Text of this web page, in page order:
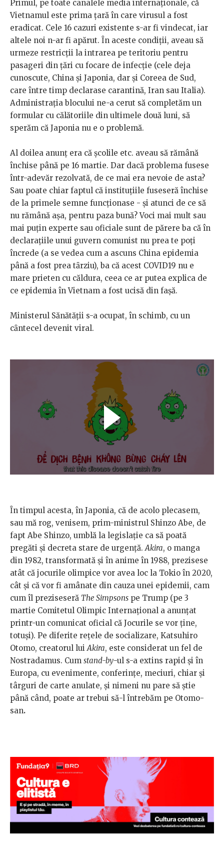
Primul, pe toate canalele media internaționale, că
Vietnamul este prima țară în care virusul a fost
eradicat. Cele 16 cazuri existente s-ar fi vindecat, iar
altele noi n-ar fi apărut. Ȋn aceste condiții, aveau să
urmeze restricții la intrarea pe teritoriu pentru
pasageri din țări cu focare de infecție (cele deja
cunoscute, China și Japonia, dar și Coreea de Sud,
care între timp declarase carantină, Iran sau Italia).
Administrația blocului ne-a cerut să completăm un
formular cu călătoriile din ultimele două luni, să
sperăm că Japonia nu e o problemă.
Al doilea anunț era că școlile etc. aveau să rămână
închise până pe 16 martie. Dar dacă problema fusese
într-adevăr rezolvată, de ce mai era nevoie de asta?
Sau poate chiar faptul că instituțiile fuseseră închise
de la primele semne funcționase - și atunci de ce să
nu rămână așa, pentru paza bună? Voci mai mult sau
mai puțin experte sau oficiale sunt de părere ba că în
declarațiile unui guvern comunist nu prea te poți
încrede (a se vedea cum a ascuns China epidemia
până a fost prea tȃrziu), ba că acest COVID19 nu e
mare prieten cu căldura, ceea ce ar putea explica de
ce epidemia în Vietnam a fost ucisă din fașă.
Ministerul Sănătății s-a ocupat, în schimb, cu un
cȃntecel devenit viral.
Ȋn timpul acesta, în Japonia, că de acolo plecasem,
sau mă rog, venisem, prim-ministrul Shinzo Abe, de
fapt Abe Shinzo, umblă la legislație ca să poată
pregăti și decreta stare de urgență. Akira, o manga
din 1982, transformată și în anime în 1988, prezisese
atât că jocurile olimpice vor avea loc la Tokio în 2020,
cât și că vor fi amânate din cauza unei epidemii, cam
cum îl preziseseră The Simpsons pe Trump (pe 3
martie Comitetul Olimpic Internațional a anunțat
printr-un comunicat oficial că Jocurile se vor ține,
totuși). Pe diferite rețele de socializare, Katsuhiro
Otomo, creatorul lui Akira, este considerat un fel de
Nostradamus. Cum stand-by-ul s-a extins rapid și în
Europa, cu evenimente, conferințe, meciuri, chiar și
târguri de carte anulate, și nimeni nu pare să știe
până când, poate ar trebui să-l întrebăm pe Otomo-
san.